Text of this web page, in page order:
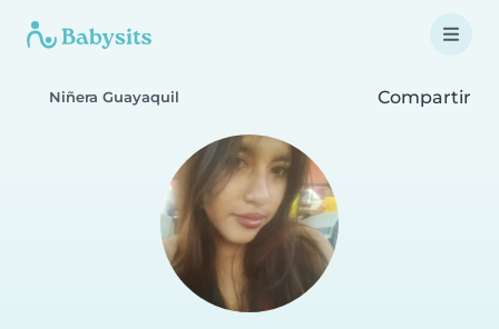
Niñera Guayaquil Compartir